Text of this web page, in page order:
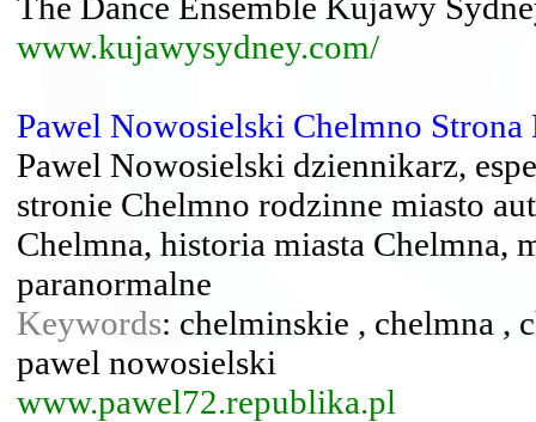
www.kujawysydney.com/
Pawel Nowosielski Chelmno Strona
Pawel Nowosielski dziennikarz,
stronie Chelmno rodzinne miasto
Chelmna, historia miasta Chelmna,
paranormalne
Keywords: chelminskie , chelmna ,
pawel nowosielski
www.pawel72.republika.pl